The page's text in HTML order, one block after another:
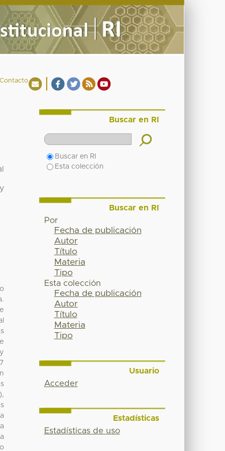
Contacto
Buscar en RI
Buscar en RI
Esta colección
Buscar en RI
Por
Fecha de publicación
Autor
Título
Materia
Tipo
Esta colección
Fecha de publicación
Autor
Título
Materia
Tipo
Usuario
Acceder
Estadísticas
Estadísticas de uso